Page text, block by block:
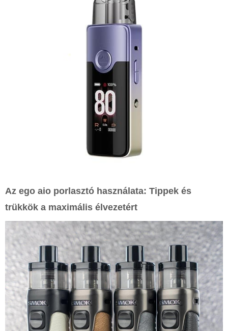
Az ego aio porlasztó használata: Tippek és
trükkök a maximális élvezetért